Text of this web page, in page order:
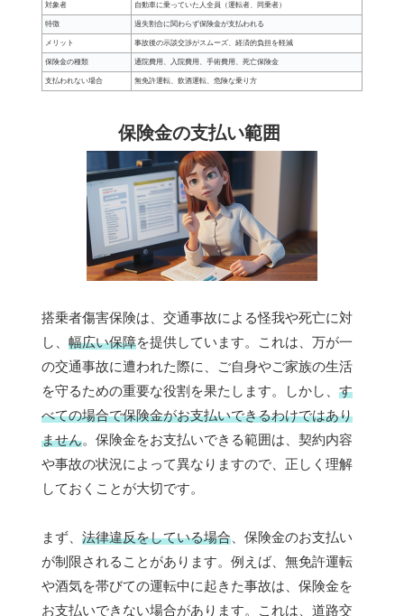
対象者 自動車に乗っていた人全員（運転者、同乗者）
特徴 過失割合に関わらず保険金が支払われる
メリット 事故後の示談交渉がスムーズ、経済的負担を軽減
保険金の種類 通院費用、入院費用、手術費用、死亡保険金
支払われない場合 無免許運転、飲酒運転、危険な乗り方
保険金の支払い範囲
搭乗者傷害保険は、交通事故による怪我や死亡に対
し、 幅広い保障を提供しています。これは、万が一
の交通事故に遭われた際に、ご自身やご家族の生活
を守るための重要な役割を果たします。しかし、 す
べての場合で保険金がお支払いできるわけではあり
ません。保険金をお支払いできる範囲は、契約内容
や事故の状況によって異なりますので、正しく理解
しておくことが大切です。
まず、 法律違反をしている場合 、保険金のお支払い
が制限されることがあります。例えば、無免許運転
や酒気を帯びての運転中に起きた事故は、保険金を
お支払いできない場合があります。これは、道路交